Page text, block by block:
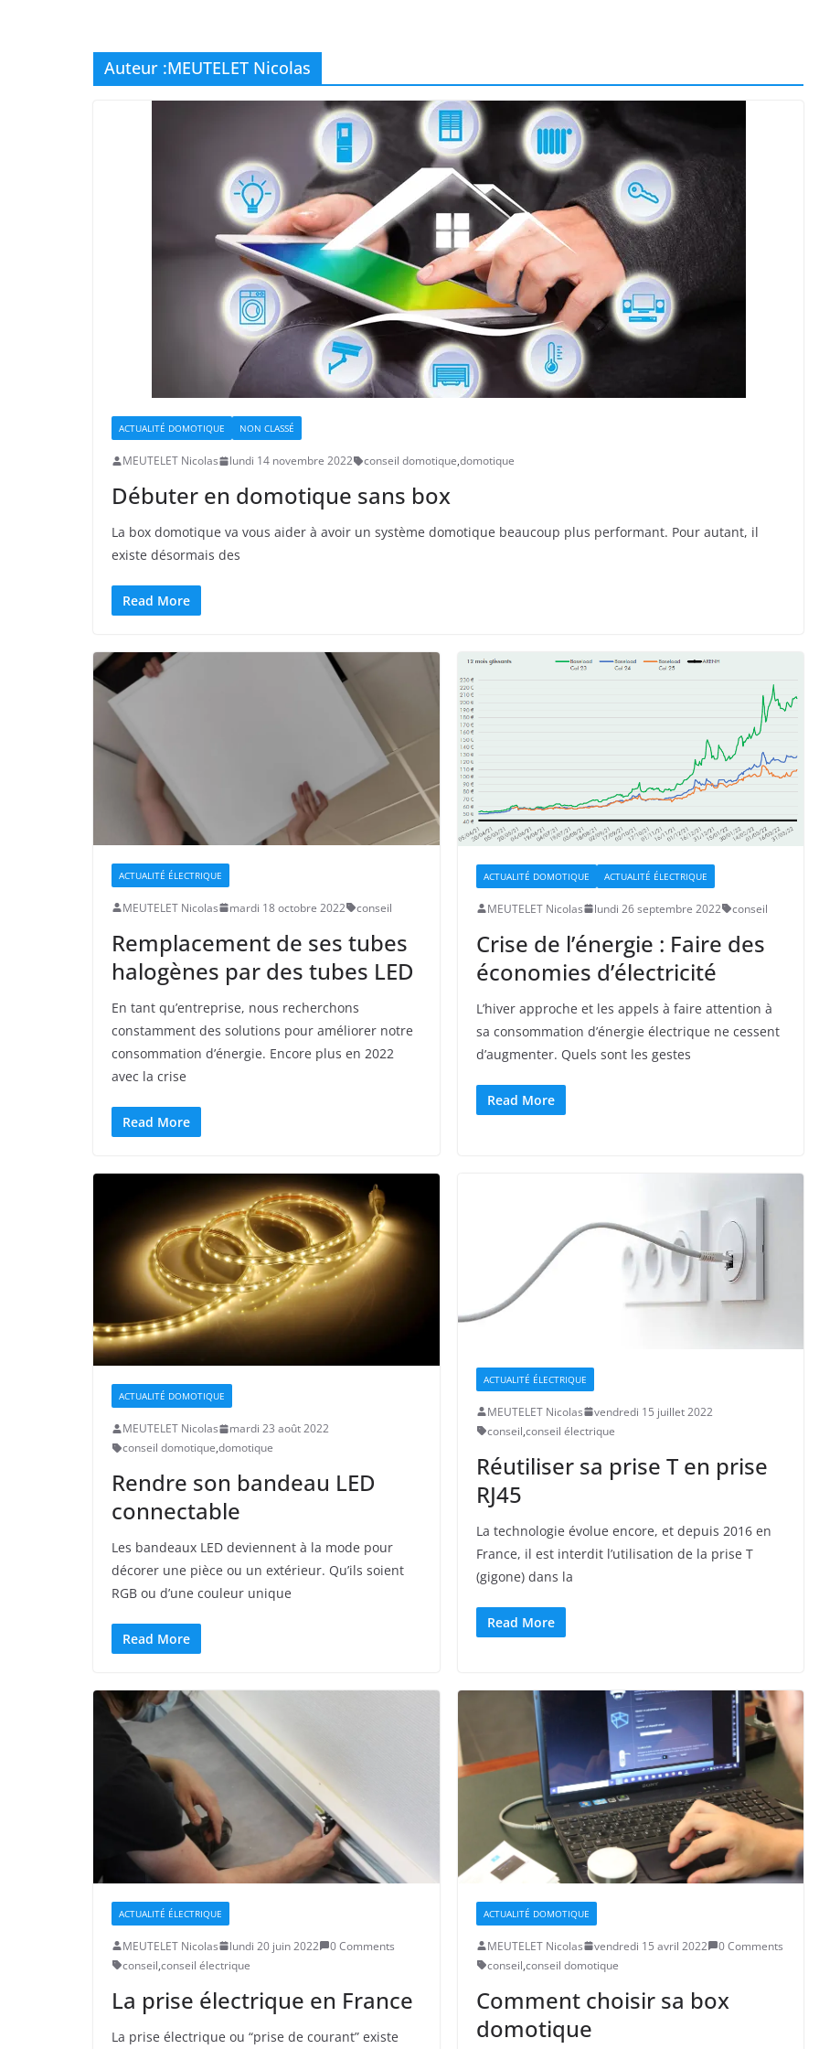
Auteur :MEUTELET Nicolas
ACTUALITÉ DOMOTIQUE NON CLASSÉ
MEUTELET Nicolas lundi 14 novembre 2022 conseil domotique,domotique
Débuter en domotique sans box
La box domotique va vous aider à avoir un système domotique beaucoup plus performant. Pour autant, il
existe désormais des
Read More
ACTUALITÉ ÉLECTRIQUE
MEUTELET Nicolas mardi 18 octobre 2022 conseil
Remplacement de ses tubes
halogènes par des tubes LED
En tant qu’entreprise, nous recherchons
constamment des solutions pour améliorer notre
consommation d’énergie. Encore plus en 2022
avec la crise
Read More
ACTUALITÉ DOMOTIQUE ACTUALITÉ ÉLECTRIQUE
MEUTELET Nicolas lundi 26 septembre 2022 conseil
Crise de l’énergie : Faire des
économies d’électricité
L’hiver approche et les appels à faire attention à
sa consommation d’énergie électrique ne cessent
d’augmenter. Quels sont les gestes
Read More
ACTUALITÉ DOMOTIQUE
MEUTELET Nicolas
mardi 23 août 2022
conseil domotique,domotique
Rendre son bandeau LED
connectable
Les bandeaux LED deviennent à la mode pour
décorer une pièce ou un extérieur. Qu’ils soient
RGB ou d’une couleur unique
Read More
ACTUALITÉ ÉLECTRIQUE
MEUTELET Nicolas
vendredi 15 juillet 2022
conseil,conseil électrique
Réutiliser sa prise T en prise
RJ45
La technologie évolue encore, et depuis 2016 en
France, il est interdit l’utilisation de la prise T
(gigone) dans la
Read More
ACTUALITÉ ÉLECTRIQUE
MEUTELET Nicolas lundi 20 juin 2022
0 Comments
conseil,conseil électrique
La prise électrique en France
La prise électrique ou “prise de courant” existe
ACTUALITÉ DOMOTIQUE
MEUTELET Nicolas vendredi 15 avril 2022
0 Comments
conseil,conseil domotique
Comment choisir sa box
domotique